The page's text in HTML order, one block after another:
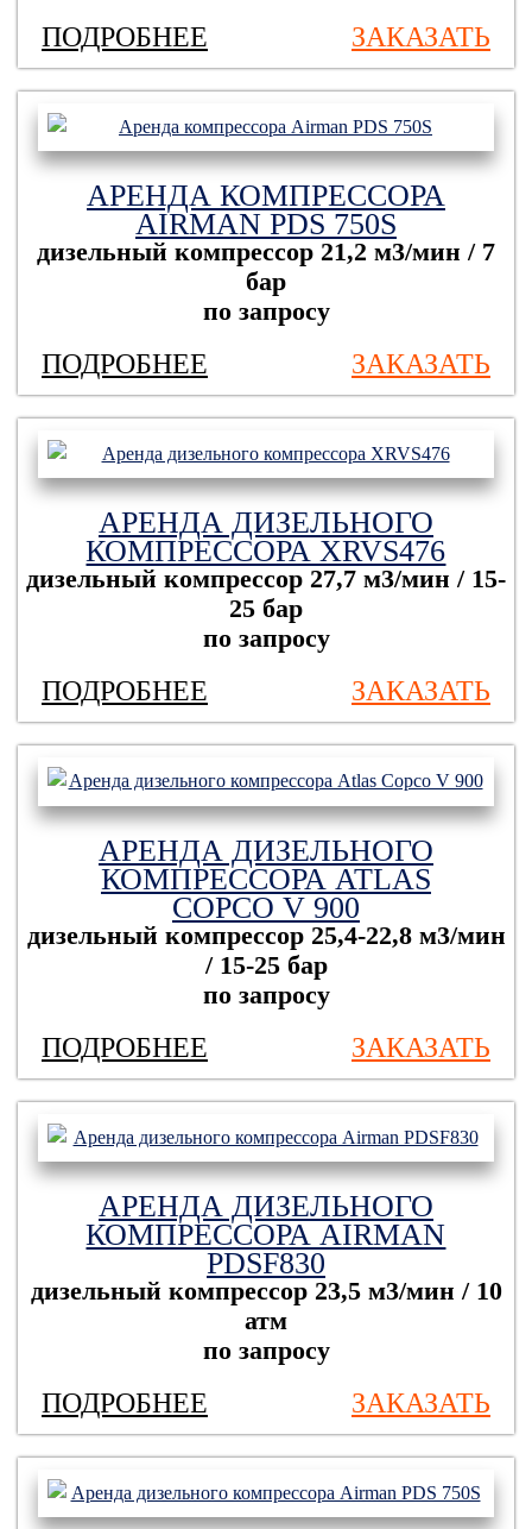
ПОДРОБНЕЕ ЗАКАЗАТЬ
АРЕНДА КОМПРЕССОРА
AIRMAN PDS 750S
дизельный компрессор 21,2 м3/мин / 7
бар
по запросу
ПОДРОБНЕЕ ЗАКАЗАТЬ
АРЕНДА ДИЗЕЛЬНОГО
КОМПРЕССОРА XRVS476
дизельный компрессор 27,7 м3/мин / 15-
25 бар
по запросу
ПОДРОБНЕЕ ЗАКАЗАТЬ
АРЕНДА ДИЗЕЛЬНОГО
КОМПРЕССОРА ATLAS
COPCO V 900
дизельный компрессор 25,4-22,8 м3/мин
/ 15-25 бар
по запросу
ПОДРОБНЕЕ ЗАКАЗАТЬ
АРЕНДА ДИЗЕЛЬНОГО
КОМПРЕССОРА AIRMAN
PDSF830
дизельный компрессор 23,5 м3/мин / 10
атм
по запросу
ПОДРОБНЕЕ ЗАКАЗАТЬ